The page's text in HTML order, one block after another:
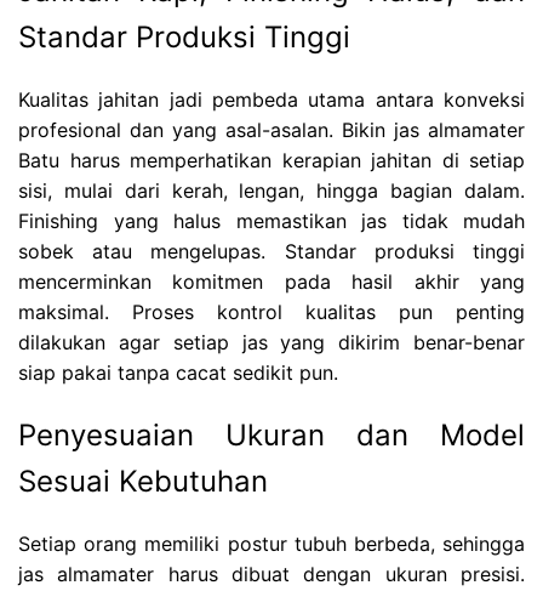
Standar Produksi Tinggi
Kualitas jahitan jadi pembeda utama antara konveksi
profesional dan yang asal-asalan. Bikin jas almamater
Batu harus memperhatikan kerapian jahitan di setiap
sisi, mulai dari kerah, lengan, hingga bagian dalam.
Finishing yang halus memastikan jas tidak mudah
sobek atau mengelupas. Standar produksi tinggi
mencerminkan komitmen pada hasil akhir yang
maksimal. Proses kontrol kualitas pun penting
dilakukan agar setiap jas yang dikirim benar-benar
siap pakai tanpa cacat sedikit pun.
Penyesuaian Ukuran dan Model
Sesuai Kebutuhan
Setiap orang memiliki postur tubuh berbeda, sehingga
jas almamater harus dibuat dengan ukuran presisi.